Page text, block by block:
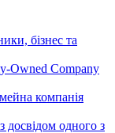
бізнес та
Owned Company
компанія
одного з